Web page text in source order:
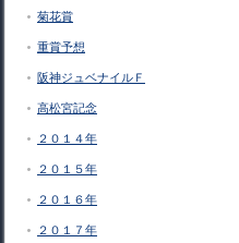
菊花賞
重賞予想
阪神ジュベナイルＦ
高松宮記念
２０１４年
２０１５年
２０１６年
２０１７年